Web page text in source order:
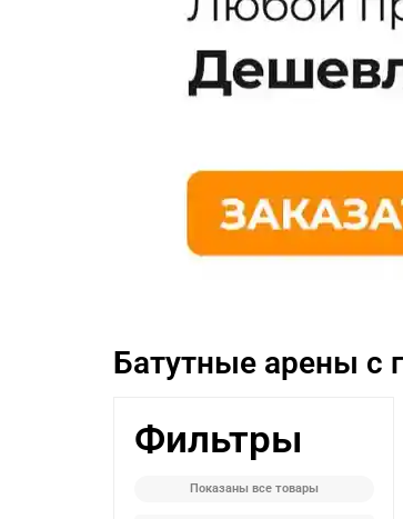
Батутные арены с
Фильтры
Показаны все товары